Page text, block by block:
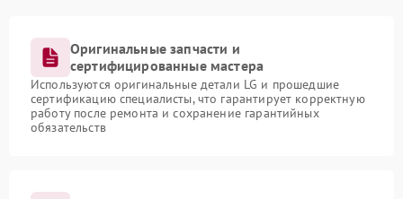
Оригинальные запчасти и
сертифицированные мастера
Используются оригинальные детали LG и прошедшие
сертификацию специалисты, что гарантирует корректную
работу после ремонта и сохранение гарантийных
обязательств